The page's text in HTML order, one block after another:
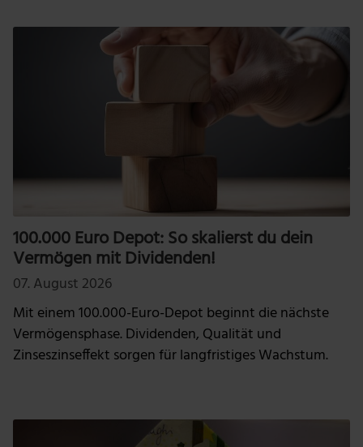
100.000 Euro Depot: So skalierst du dein
Vermögen mit Dividenden!
07. August 2026
Mit einem 100.000-Euro-Depot beginnt die nächste
Vermögensphase. Dividenden, Qualität und
Zinseszinseffekt sorgen für langfristiges Wachstum.